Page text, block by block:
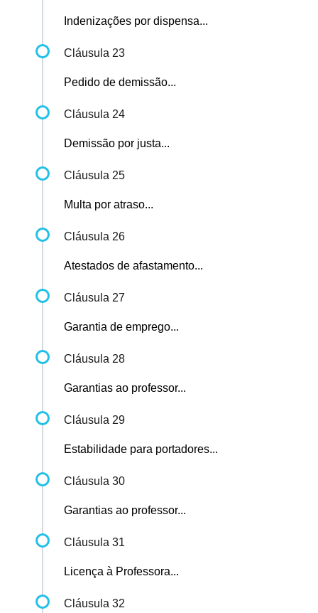
Indenizações por dispensa...
Cláusula 23
Pedido de demissão...
Cláusula 24
Demissão por justa...
Cláusula 25
Multa por atraso...
Cláusula 26
Atestados de afastamento...
Cláusula 27
Garantia de emprego...
Cláusula 28
Garantias ao professor...
Cláusula 29
Estabilidade para portadores...
Cláusula 30
Garantias ao professor...
Cláusula 31
Licença à Professora...
Cláusula 32